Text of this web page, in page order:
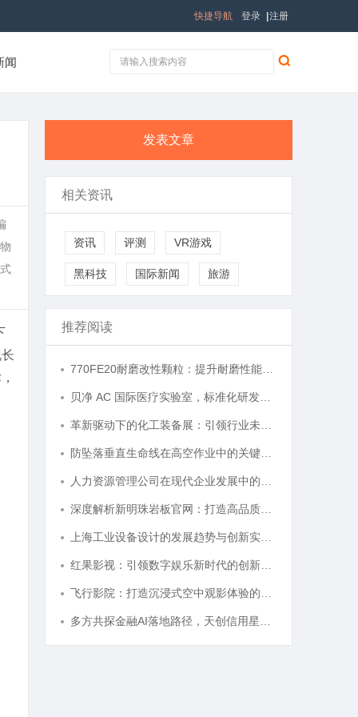
登录 注册
快捷导航
闻
发表文章
相关资讯
资讯 评测 VR游戏
黑科技 国际新闻 旅游
推荐阅读